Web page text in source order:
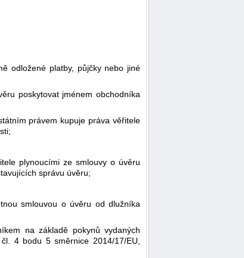
odložené platby, půjčky nebo jiné
poskytovat jménem obchodníka
právem kupuje práva věřitele
plynoucími ze smlouvy o úvěru
správu úvěru;
smlouvou o úvěru od dlužníka
na základě pokynů vydaných
4 bodu 5 směrnice 2014/17/EU,